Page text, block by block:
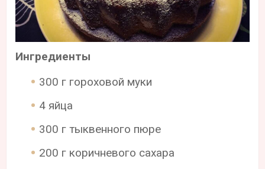
Ингредиенты
300 г гороховой муки
4 яйца
300 г тыквенного пюре
200 г коричневого сахара